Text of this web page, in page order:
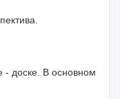
- доске. В основном